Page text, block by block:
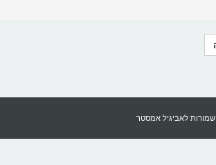
שמורות לאביגיל אמסטר